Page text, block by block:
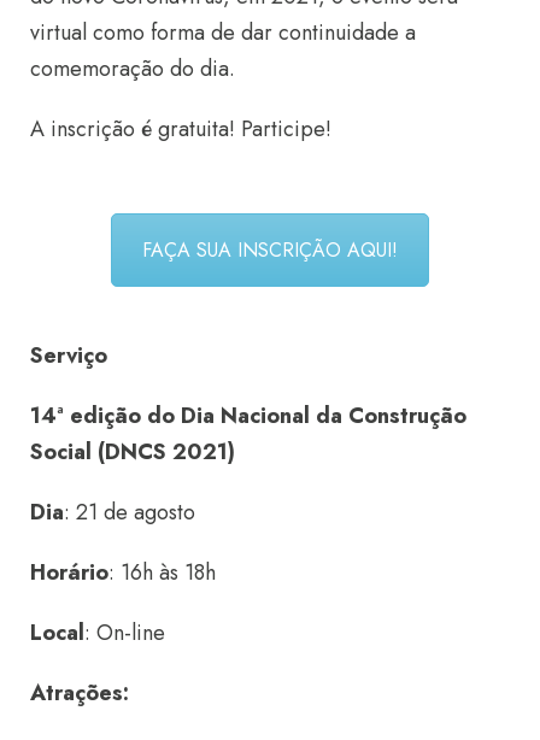
virtual como forma de dar continuidade a
comemoração do dia.
A inscrição é gratuita! Participe!
FAÇA SUA INSCRIÇÃO AQUI!
Serviço
14ª edição do Dia Nacional da Construção
Social (DNCS 2021)
Dia: 21 de agosto
Horário: 16h às 18h
Local: On-line
Atrações: